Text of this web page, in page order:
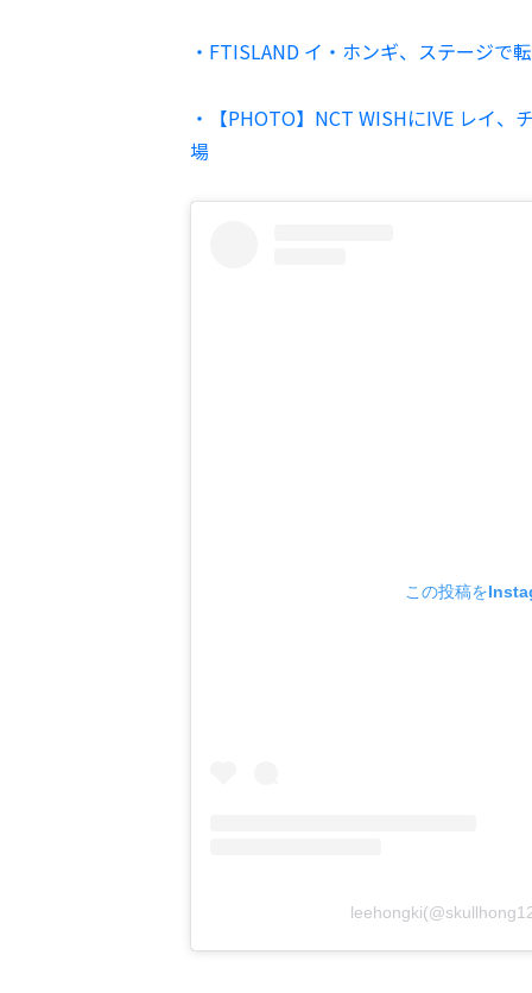
・FTISLAND イ・ホンギ、ステージ
・【PHOTO】NCT WISHにIVE レイ
場
この投稿を